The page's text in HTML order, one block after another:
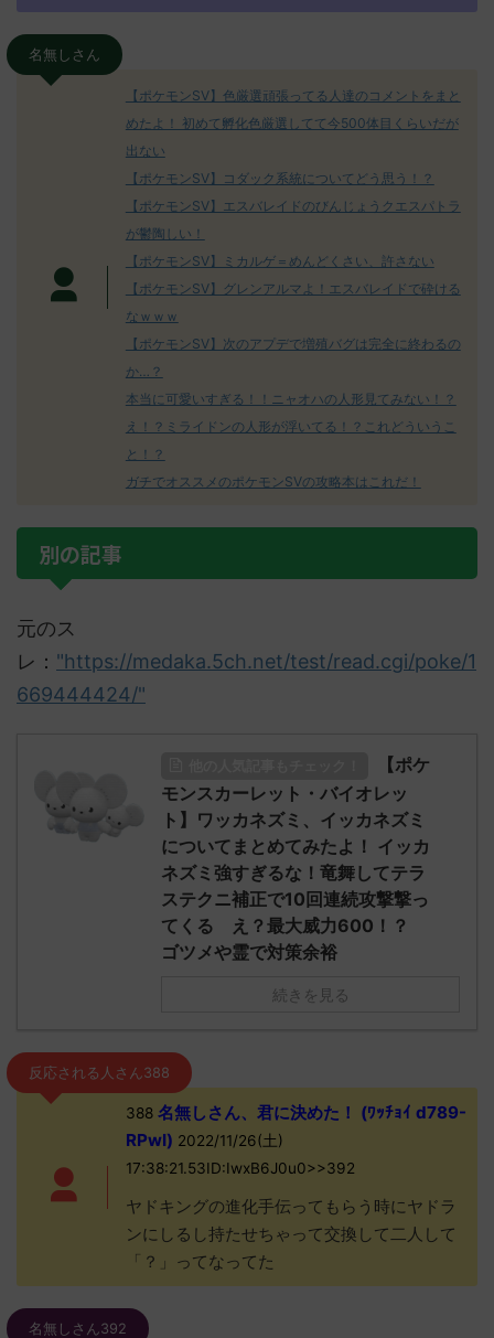
名無しさん
【ポケモンSV】色厳選頑張ってる人達のコメントをまと
めたよ！ 初めて孵化色厳選してて今500体目くらいだが
出ない
【ポケモンSV】コダック系統についてどう思う！？
【ポケモンSV】エスバレイドのびんじょうクエスパトラ
が鬱陶しい！
【ポケモンSV】ミカルゲ＝めんどくさい、許さない
【ポケモンSV】グレンアルマよ！エスバレイドで砕ける
なｗｗｗ
【ポケモンSV】次のアプデで増殖バグは完全に終わるの
か…？
本当に可愛いすぎる！！ニャオハの人形見てみない！？
え！？ミライドンの人形が浮いてる！？これどういうこ
と！？
ガチでオススメのポケモンSVの攻略本はこれだ！
別の記事
元のス
レ： "https://medaka.5ch.net/test/read.cgi/poke/1
669444424/"
【ポケ
モンスカーレット・バイオレッ
ト】ワッカネズミ、イッカネズミ
についてまとめてみたよ！ イッカ
ネズミ強すぎるな！竜舞してテラ
ステクニ補正で10回連続攻撃撃っ
てくる え？最大威力600！？
ゴツメや霊で対策余裕
続きを見る
反応される人さん388
388名無しさん、君に決めた！ (ﾜｯﾁｮｲ d789-
RPwI) 2022/11/26(土)
17:38:21.53ID:IwxB6J0u0>>392
ヤドキングの進化手伝ってもらう時にヤドラ
ンにしるし持たせちゃって交換して二人して
「？」ってなってた
名無しさん392